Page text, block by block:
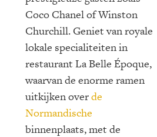
Coco Chanel of Winston
Churchill. Geniet van royale
lokale specialiteiten in
restaurant La Belle Époque,
waarvan de enorme ramen
uitkijken overde
Normandische
binnenplaats, met de